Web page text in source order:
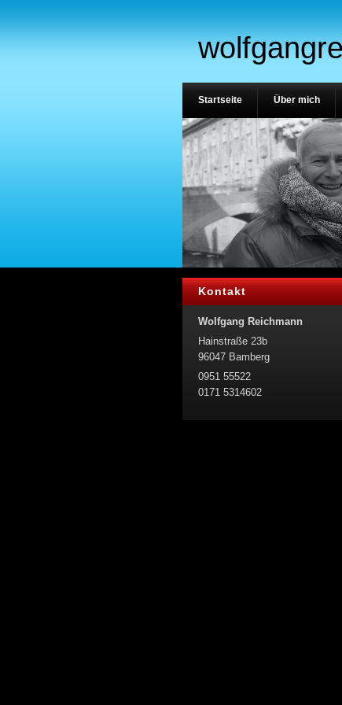
Kontakt
Wolfgang Reichmann
Hainstraße 23b
96047 Bamberg
0951 55522
0171 5314602
Startseite Über mich